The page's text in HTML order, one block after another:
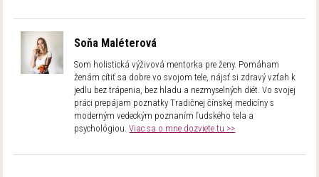
Soňa Maléterová
Som holistická výživová mentorka pre ženy. Pomáham
ženám cítiť sa dobre vo svojom tele, nájsť si zdravý vzťah k
jedlu bez trápenia, bez hladu a nezmyselných diét. Vo svojej
práci prepájam poznatky Tradičnej čínskej medicíny s
moderným vedeckým poznaním ľudského tela a
psychológiou.Viac sa o mne dozviete tu >>